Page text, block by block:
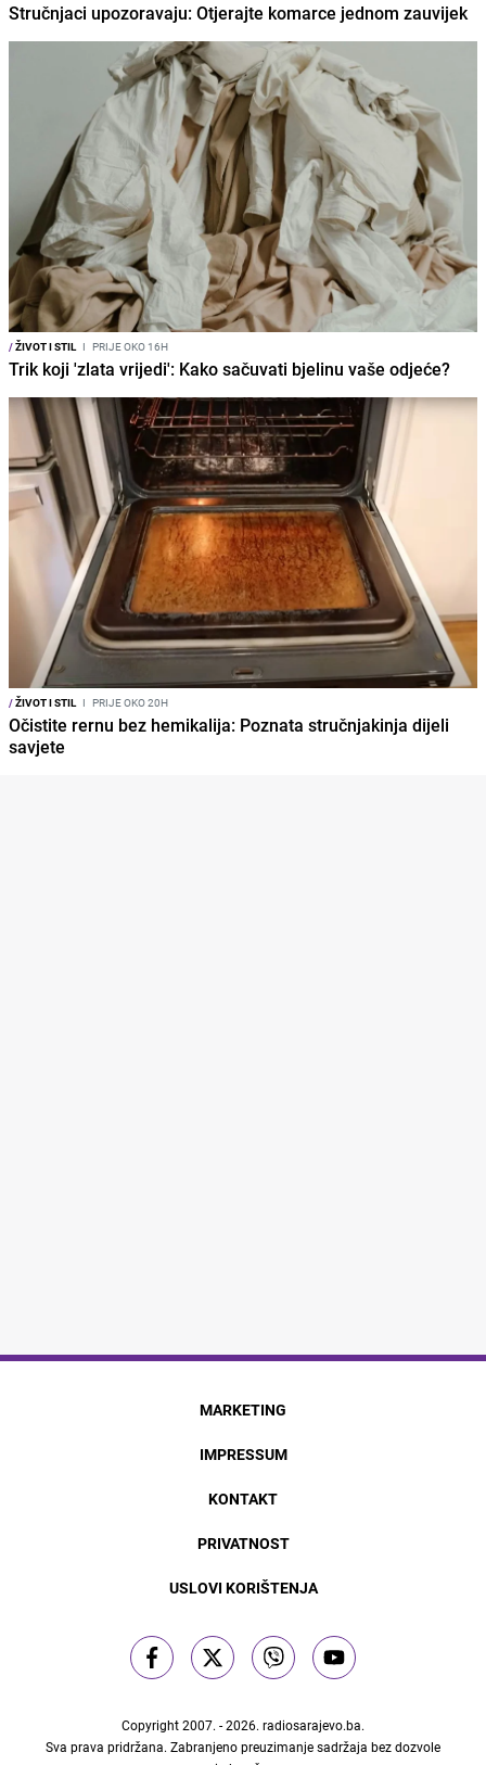
Stručnjaci upozoravaju: Otjerajte komarce jednom zauvijek
/ŽIVOT I STIL I PRIJE OKO 16H
Trik koji 'zlata vrijedi': Kako sačuvati bjelinu vaše odjeće?
/ŽIVOT I STIL I PRIJE OKO 20H
Očistite rernu bez hemikalija: Poznata stručnjakinja dijeli
savjete
MARKETING
IMPRESSUM
KONTAKT
PRIVATNOST
USLOVI KORIŠTENJA
Copyright 2007. - 2026. radiosarajevo.ba.
Sva prava pridržana. Zabranjeno preuzimanje sadržaja bez dozvole